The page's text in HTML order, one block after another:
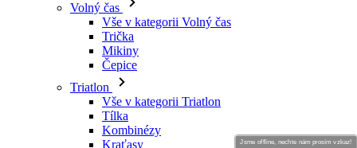
Volný čas
Vše v kategorii Volný čas
Trička
Mikiny
Čepice
Triatlon
Vše v kategorii Triatlon
Tílka
Kombinézy
Kraťasy
Jsme offline, nechte nám prosím vzkaz!